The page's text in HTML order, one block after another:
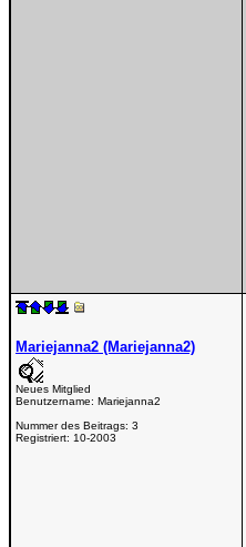
Mariejanna2 (Mariejanna2)
Neues Mitglied
Benutzername: Mariejanna2
Nummer des Beitrags: 3
Registriert: 10-2003